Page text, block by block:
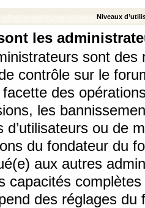
Niveaux
les
sont
contrôle sur le
facette des
les
d’utilisateurs ou de
du fondateur du
aux autres
capacités
des réglages du